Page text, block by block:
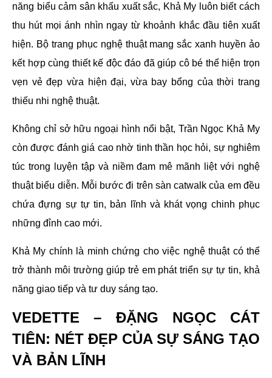
năng biểu cảm sân khấu xuất sắc, Khả My luôn biết cách
thu hút mọi ánh nhìn ngay từ khoảnh khắc đầu tiên xuất
hiện. Bộ trang phục nghệ thuật mang sắc xanh huyền ảo
kết hợp cùng thiết kế độc đáo đã giúp cô bé thể hiện trọn
vẹn vẻ đẹp vừa hiện đại, vừa bay bổng của thời trang
thiếu nhi nghệ thuật.
Không chỉ sở hữu ngoại hình nổi bật, Trần Ngọc Khả My
còn được đánh giá cao nhờ tinh thần học hỏi, sự nghiêm
túc trong luyện tập và niềm đam mê mãnh liệt với nghệ
thuật biểu diễn. Mỗi bước đi trên sàn catwalk của em đều
chứa đựng sự tự tin, bản lĩnh và khát vọng chinh phục
những đỉnh cao mới.
Khả My chính là minh chứng cho việc nghệ thuật có thể
trở thành môi trường giúp trẻ em phát triển sự tự tin, khả
năng giao tiếp và tư duy sáng tạo.
VEDETTE – ĐẶNG NGỌC CÁT
TIÊN: NÉT ĐẸP CỦA SỰ SÁNG TẠO
VÀ BẢN LĨNH